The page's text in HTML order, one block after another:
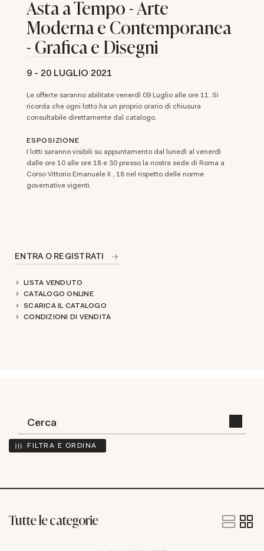
Asta a Tempo - Arte
Moderna e Contemporanea
- Grafica e Disegni
9 - 20 LUGLIO 2021
Le offerte saranno abilitate venerdì 09 Luglio alle ore 11. Si
ricorda che ogni lotto ha un proprio orario di chiusura
consultabile direttamente dal catalogo.
ESPOSIZIONE
I lotti saranno visibili su appuntamento dal lunedì al venerdì
dalle ore 10 alle ore 18 e 30 presso la nostra sede di Roma a
Corso Vittorio Emanuele II , 18 nel rispetto delle norme
governative vigenti.
ENTRA O REGISTRATI
LISTA VENDUTO
CATALOGO ONLINE
SCARICA IL CATALOGO
CONDIZIONI DI VENDITA
FILTRA E ORDINA
Tutte le categorie